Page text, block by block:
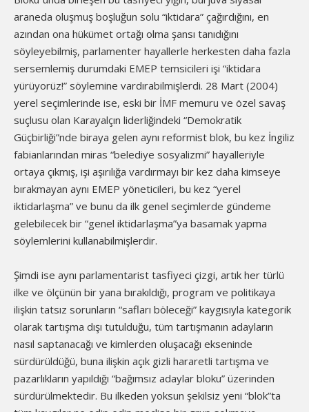
araneda oluşmuş boşluğun solu “iktidara” çağırdığını, en
azından ona hükümet ortağı olma şansı tanıdığını
söyleyebilmiş, parlamenter hayallerle herkesten daha fazla
sersemlemiş durumdaki EMEP temsicileri işi “iktidara
yürüyorüz!” söylemine vardırabilmişlerdi. 28 Mart (2004)
yerel seçimlerinde ise, eski bir İMF memuru ve özel savaş
suçlusu olan Karayalçın liderliğindeki “Demokratik
Güçbirliği”nde biraya gelen aynı reformist blok, bu kez İngiliz
fabianlarından miras “belediye sosyalizmi” hayalleriyle
ortaya çıkmış, işi aşırılığa vardırmayı bir kez daha kimseye
bırakmayan aynı EMEP yöneticileri, bu kez “yerel
iktidarlaşma” ve bunu da ilk genel seçimlerde gündeme
gelebilecek bir “genel iktidarlaşma”ya basamak yapma
söylemlerini kullanabilmişlerdir.
Şimdi ise aynı parlamentarist tasfiyeci çizgi, artık her türlü
ilke ve ölçünün bir yana bırakıldığı, program ve politikaya
ilişkin tatsız sorunların “safları böleceği” kaygısıyla kategorik
olarak tartışma dışı tutulduğu, tüm tartışmanın adayların
nasıl saptanacağı ve kimlerden oluşacağı ekseninde
sürdürüldüğü, buna ilişkin açık gizli hararetli tartışma ve
pazarlıkların yapıldığı “bağımsız adaylar bloku” üzerinden
sürdürülmektedir. Bu ilkeden yoksun şekilsiz yeni “blok”ta